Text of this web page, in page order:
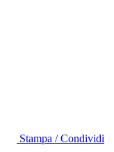
Stampa / Condividi